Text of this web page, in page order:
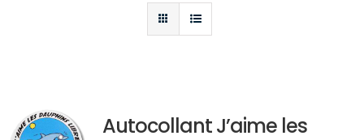
Autocollant J’aime les